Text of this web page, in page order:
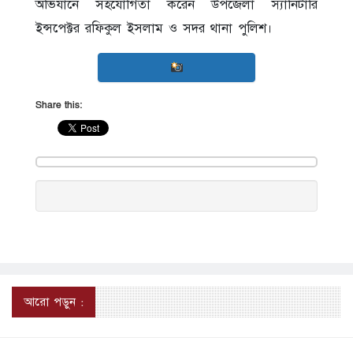
অভিযানে সহযোগিতা করেন উপজেলা স্যানিটারি
ইন্সপেক্টর রফিকুল ইসলাম ও সদর থানা পুলিশ।
Share this:
আরো পড়ুন :